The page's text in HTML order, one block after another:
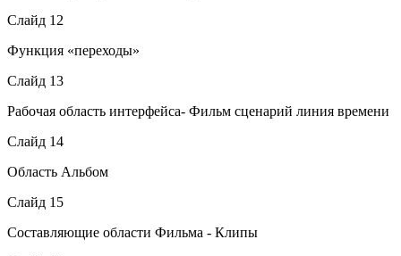
Слайд 12
Функция «переходы»
Слайд 13
Рабочая область интерфейса- Фильм сценарий линия времени
Слайд 14
Область Альбом
Слайд 15
Составляющие области Фильма - Клипы